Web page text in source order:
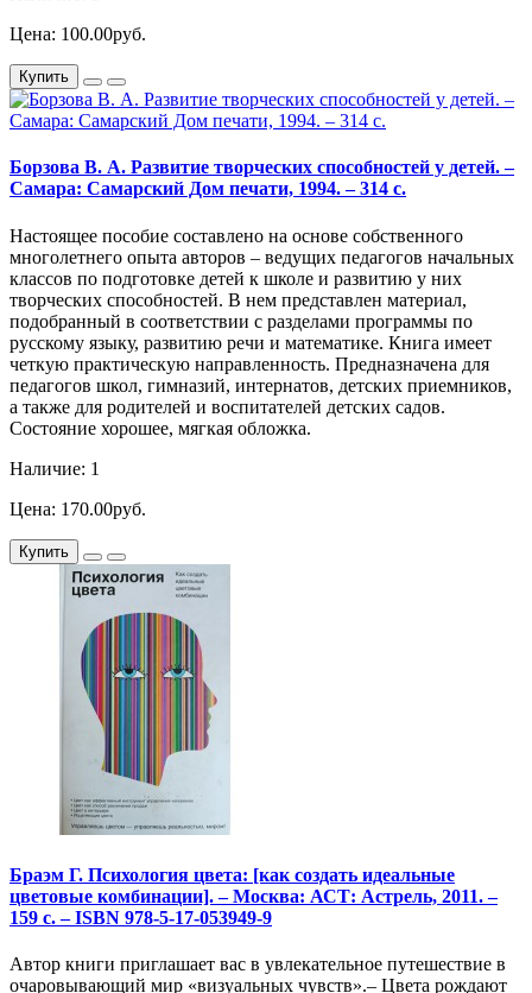
Цена: 100.00руб.
Купить
Борзова В. А. Развитие творческих способностей у детей. –
Самара: Самарский Дом печати, 1994. – 314 с.
Настоящее пособие составлено на основе собственного
многолетнего опыта авторов – ведущих педагогов начальных
классов по подготовке детей к школе и развитию у них
творческих способностей. В нем представлен материал,
подобранный в соответствии с разделами программы по
русскому языку, развитию речи и математике. Книга имеет
четкую практическую направленность. Предназначена для
педагогов школ, гимназий, интернатов, детских приемников,
а также для родителей и воспитателей детских садов.
Состояние хорошее, мягкая обложка.
Наличие: 1
Цена: 170.00руб.
Купить
Браэм Г. Психология цвета: [как создать идеальные
цветовые комбинации]. – Москва: АСТ: Астрель, 2011. –
159 с. – ISBN 978-5-17-053949-9
Автор книги приглашает вас в увлекательное путешествие в
очаровывающий мир «визуальных чувств».– Цвета рождают